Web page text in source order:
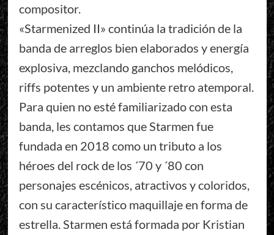
compositor.
«Starmenized II» continúa la tradición de la
banda de arreglos bien elaborados y energía
explosiva, mezclando ganchos melódicos,
riffs potentes y un ambiente retro atemporal.
Para quien no esté familiarizado con esta
banda, les contamos que Starmen fue
fundada en 2018 como un tributo a los
héroes del rock de los ´70 y ´80 con
personajes escénicos, atractivos y coloridos,
con su característico maquillaje en forma de
estrella. Starmen está formada por Kristian